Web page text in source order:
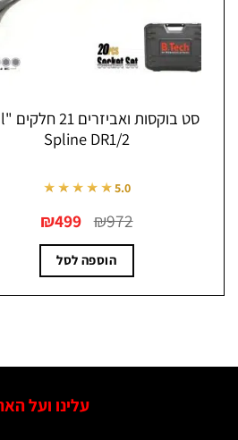
Spline DR 1/4
★★★★★5.0
₪476 המקורי
היה:
₪476.
249.90
הוספה לסל
עלינו ועל